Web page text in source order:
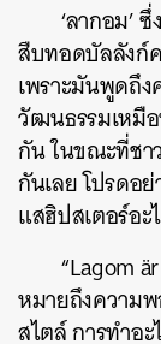
‘ลากอม’
สืบทอดบัลลังก์ค
เพราะมันพูดถึ
วัฒนธรรมเหมื
กัน ในขณะที่ชา
กันเลย โปรดอ
แสฮิปสเตอร์อะ
“Lagom
หมายถึงความ
สไตล์ การทำอ